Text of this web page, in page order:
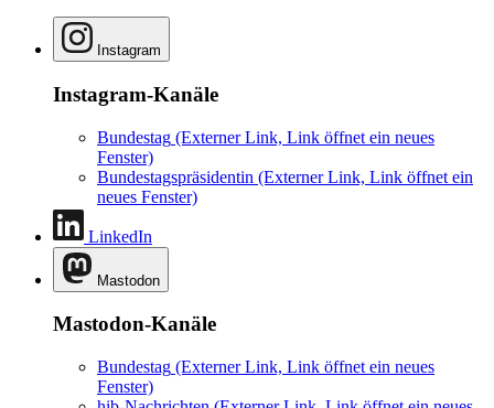
Instagram
Instagram-Kanäle
Bundestag (Externer Link, Link öffnet ein neues
Fenster)
Bundestagspräsidentin (Externer Link, Link öffnet ein
neues Fenster)
LinkedIn
Mastodon
Mastodon-Kanäle
Bundestag (Externer Link, Link öffnet ein neues
Fenster)